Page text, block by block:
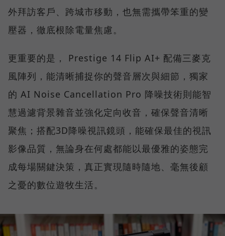
外拜訪客戶、跨城市移動，也無需攜帶笨重的變
壓器，徹底根除電量焦慮。
更重要的是， Prestige 14 Flip AI+ 配備三麥克
風陣列，能清晰捕捉你的聲音層次與細節，獨家
的 AI Noise Cancellation Pro 降噪技術則能智
慧過濾背景雜音並強化定向收音，確保聲音清晰
聚焦；搭配3D降噪視訊鏡頭，能確保最佳的視訊
影像品質，無論身在何處都能以最優雅的姿態完
成每場關鍵決策，真正實現隨時隨地、毫無後顧
之憂的數位遊牧生活。